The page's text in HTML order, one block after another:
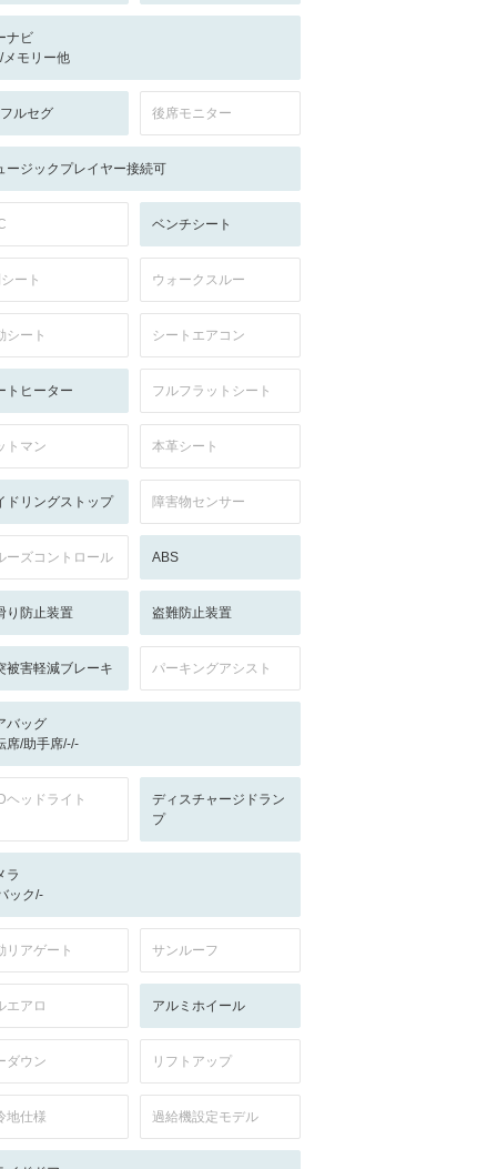
ナビ
メモリー他
ルセグ 後席モニター
ージックプレイヤー接続可
ベンチシート
ート ウォークスルー
シート シートエアコン
トヒーター フルフラットシート
トマン 本革シート
ドリングストップ 障害物センサー
ーズコントロール ABS
り防止装置 盗難防止装置
被害軽減ブレーキ パーキングアシスト
バッグ
席/助手席/-/-
ヘッドライト
ディスチャージドラン
プ
ラ
ック/-
リアゲート サンルーフ
エアロ アルミホイール
ダウン リフトアップ
地仕様 過給機設定モデル